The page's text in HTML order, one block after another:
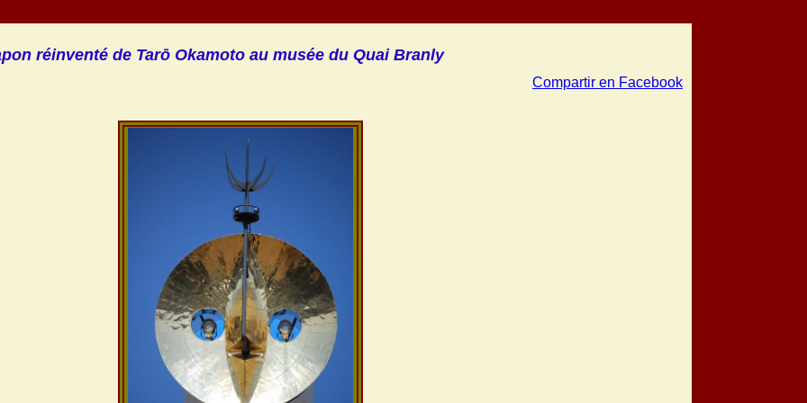
réinventé de Tarō Okamoto au musée du Quai Branly
Compartir en Facebook